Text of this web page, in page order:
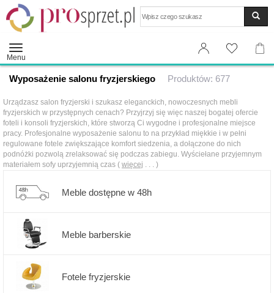
Menu
Wyposażenie salonu fryzjerskiego Produktów: 677
Urządzasz salon fryzjerski i szukasz eleganckich, nowoczesnych mebli
fryzjerskich w przystępnych cenach? Przyjrzyj się więc naszej bogatej ofercie
foteli i konsoli fryzjerskich, które stworzą Ci wygodne i profesjonalne miejsce
pracy. Profesjonalne wyposażenie salonu to na przykład miękkie i w pełni
regulowane fotele zwiększające komfort siedzenia, a dołączone do nich
podnóżki pozwolą zrelaksować się podczas zabiegu. Wyściełane przyjemnym
materiałem sofy uprzyjemnią czas ( więcej . . . )
Meble dostępne w 48h
Meble barberskie
Fotele fryzjerskie